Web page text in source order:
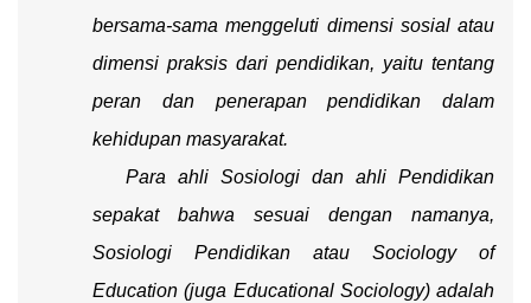
bersama-sama menggeluti dimensi sosial atau
dimensi praksis dari pendidikan, yaitu tentang
peran dan penerapan pendidikan dalam
kehidupan masyarakat.
Para ahli Sosiologi dan ahli Pendidikan
sepakat bahwa sesuai dengan namanya,
Sosiologi Pendidikan atauSociology of
Education (juga Educational Sociology)adalah